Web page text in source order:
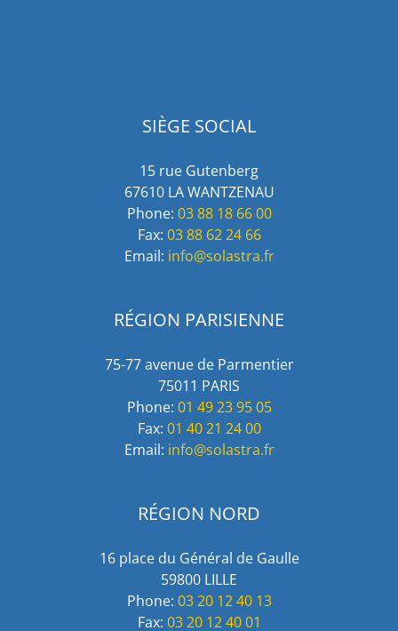
SIÈGE SOCIAL
15 rue Gutenberg
67610 LA WANTZENAU
Phone: 03 88 18 66 00
Fax: 03 88 62 24 66
Email: info@solastra.fr
RÉGION PARISIENNE
75-77 avenue de Parmentier
75011 PARIS
Phone: 01 49 23 95 05
Fax: 01 40 21 24 00
Email: info@solastra.fr
RÉGION NORD
16 place du Général de Gaulle
59800 LILLE
Phone: 03 20 12 40 13
Fax: 03 20 12 40 01